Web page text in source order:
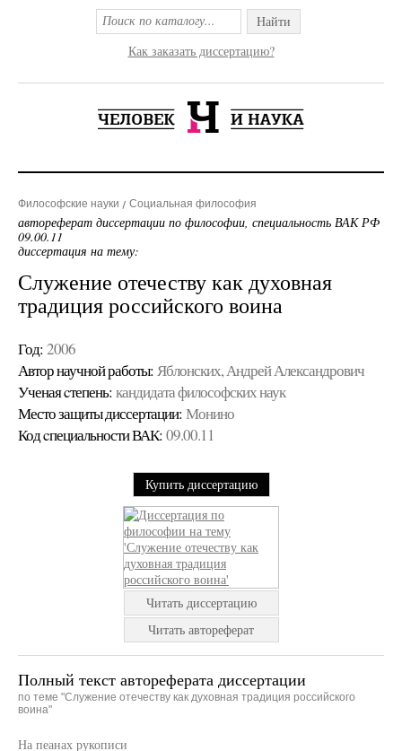
Найти
Как заказать диссертацию?
Философские науки Социальная философия
автореферат диссертации по философии, специальность ВАК РФ
09.00.11
диссертация на тему:
Служение отечеству как духовная
традиция российского воина
Год: 2006
Автор научной работы: Яблонских, Андрей Александрович
Ученая cтепень: кандидата философских наук
Место защиты диссертации: Монино
Код cпециальности ВАК: 09.00.11
Купить диссертацию
Читать диссертацию
Читать автореферат
Полный текст автореферата диссертации
по теме "Служение отечеству как духовная традиция российского
воина"
На пеанах рукописи